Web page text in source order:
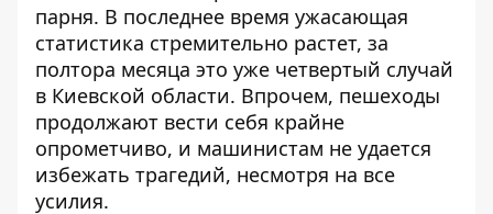
парня. В последнее время ужасающая
статистика стремительно растет, за
полтора месяца это уже четвертый случай
в Киевской области. Впрочем, пешеходы
продолжают вести себя крайне
опрометчиво, и машинистам не удается
избежать трагедий, несмотря на все
усилия.